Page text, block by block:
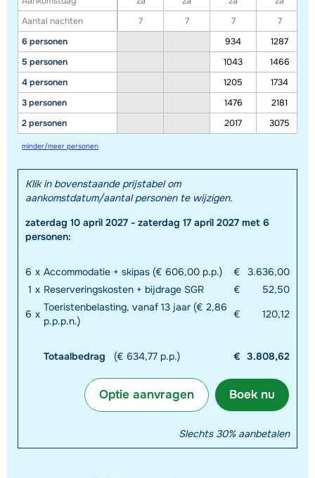
Aantal nachten
6 personen
5 personen
4 personen
3 personen
2 personen
7
7 7
7
934
1287
1043
1466
1205
1734
1476
2181
2017
3075
minder/meer personen
Klik in bovenstaande prijstabel om
aankomstdatum/aantal personen te wijzigen.
zaterdag 10 april 2027 - zaterdag 17 april 2027 met 6
personen:
6 x Accommodatie + skipas (€ 606,00 p.p.) €
3.636,00
1 x Reserveringskosten + bijdrage SGR €
52,50
6 x
Toeristenbelasting, vanaf 13 jaar (€ 2,86
p.p.p.n.)
€ 120,12
Totaalbedrag (€ 634,77 p.p.) € 3.808,62
Boek nu
Optie aanvragen
Slechts 30% aanbetalen